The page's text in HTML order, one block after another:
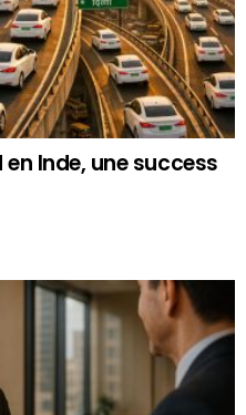
en Inde, une success